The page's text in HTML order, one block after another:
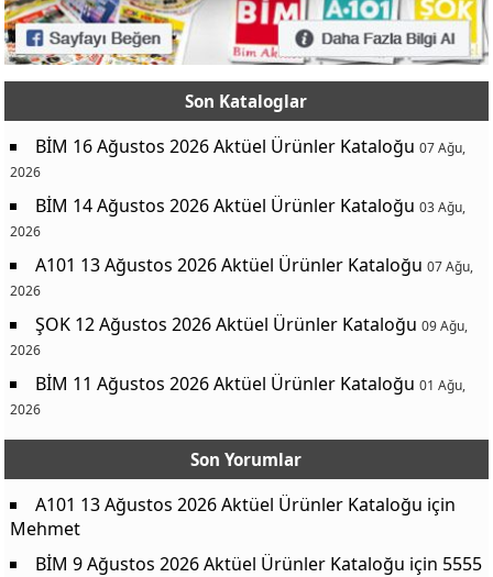
Son Kataloglar
BİM 16 Ağustos 2026 Aktüel Ürünler Kataloğu 07 Ağu,
2026
BİM 14 Ağustos 2026 Aktüel Ürünler Kataloğu 03 Ağu,
2026
A101 13 Ağustos 2026 Aktüel Ürünler Kataloğu 07 Ağu,
2026
ŞOK 12 Ağustos 2026 Aktüel Ürünler Kataloğu 09 Ağu,
2026
BİM 11 Ağustos 2026 Aktüel Ürünler Kataloğu 01 Ağu,
2026
Son Yorumlar
A101 13 Ağustos 2026 Aktüel Ürünler Kataloğu için
Mehmet
BİM 9 Ağustos 2026 Aktüel Ürünler Kataloğu için 5555